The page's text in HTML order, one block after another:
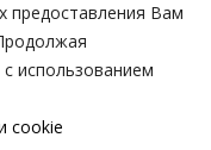
предоставления Вам
использованием
cookie